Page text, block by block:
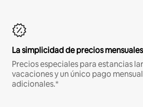
La simplicidad de precios mensuales
Precios especiales para estancias
vacaciones y un único pago
adicionales.*